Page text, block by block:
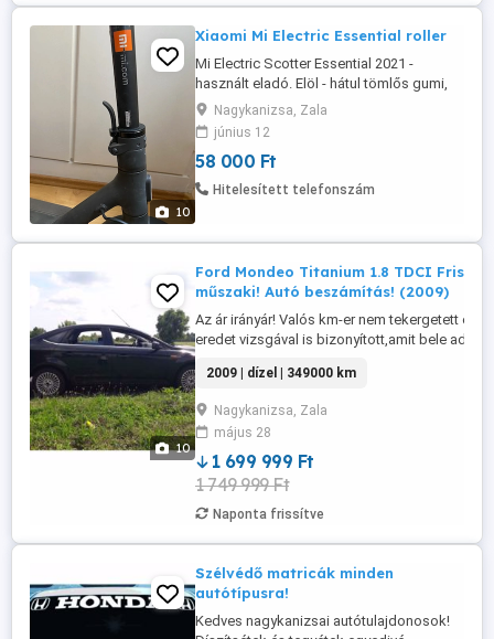
10
Xiaomi Mi Electric Essential roller
Mi Electric Scotter Essential 2021 -
használt eladó. Elöl - hátul tömlős gumi,
fék meghajtás jó, töltő van hozzá,
akkumulátor kb 80 - 85% - os.-
Nagykanizsa, Zala
június 12
58 000 Ft
Hitelesített telefonszám
10
Ford Mondeo Titanium 1.8 TDCI Friss
műszaki! Autó beszámítás! (2009)
Az ár irányár! Valós km-er nem tekergetett ez
eredet vizsgával is bizonyított,amit bele adok
125LE,Törzskönyv,Szervizkönyv,Rendszeresen
szervizelt,Garázsban tartott,friss
műszaki,kedvező 6L-es fogyasztás.1 év alatt
950 000ft lett rá költve,nagy szerviz meg
volt:Vezérműszíj+készlet,kuplung,aksi ...
2009 | dízel | 349000 km
Nagykanizsa, Zala
május 28
1 699 999 Ft
1 749 999 Ft
Naponta frissítve
Szélvédő matricák minden
autótípusra!
Kedves nagykanizsai autótulajdonosok!